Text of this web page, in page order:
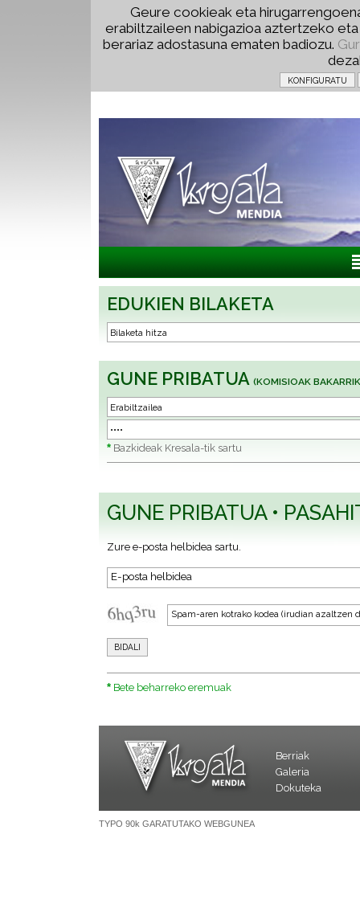
Geure cookieak eta
erabiltzaileen nabigazioa aztertzeko
berariaz adostasuna ematen badiozu.
EDUKIEN BILAKETA
GUNE PRIBATUA (KOMISIOAK
* Bazkideak Kresala-tik sartu
GUNE PRIBATUA •
Zure e-posta helbidea sartu.
* Bete beharreko eremuak
Berriak
Galeria
Dokuteka
TYPO 90k GARATUTAKO WEBGUNEA